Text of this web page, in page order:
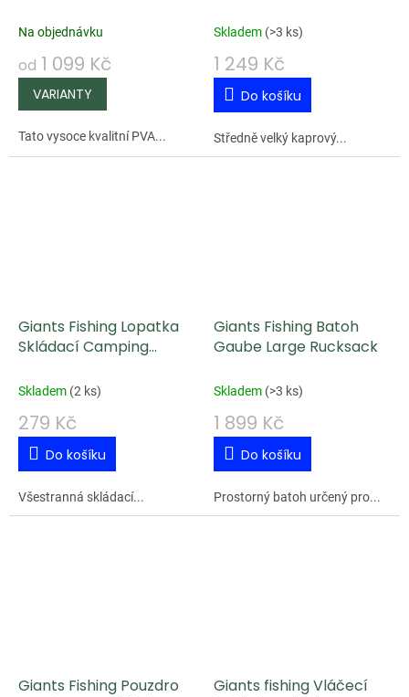
(Maxi Pack)
Na objednávku
od 1 099 Kč
Tato vysoce kvalitní PVA...
Skladem (>3 ks)
1 249 Kč
Do košíku
Středně velký kaprový...
Giants Fishing Lopatka
Skládací Camping
Skladem (2 ks)
279 Kč
Do košíku
Všestranná skládací...
Giants Fishing Batoh
Gaube Large Rucksack
Skladem (>3 ks)
1 899 Kč
Do košíku
Prostorný batoh určený pro...
Giants Fishing Pouzdro
Giants fishing Vláčecí